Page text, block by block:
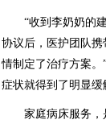
“收到李奶奶的建
协议后，医护团队
情制定了治疗方案
症状就得到了明显缓
家庭病床服务，是